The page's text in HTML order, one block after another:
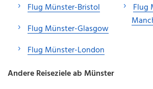
Flug Münster-Bristol
Flug Münster-Glasgow
Flug Münster-London
Flug
Andere Reiseziele ab Münster